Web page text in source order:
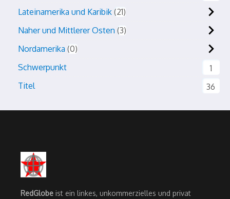
Lateinamerika und Karibik 21
Naher und Mittlerer Osten 3
Nordamerika 0
Schwerpunkt
1
Titel
36
RedGlobe ist ein linkes, unkommerzielles und privat